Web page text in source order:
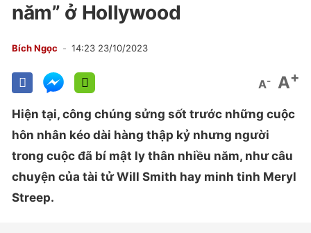
năm” ở Hollywood
Bích Ngọc 14:23 23/10/2023
A- A+
Hiện tại, công chúng sửng sốt trước những cuộc
hôn nhân kéo dài hàng thập kỷ nhưng người
trong cuộc đã bí mật ly thân nhiều năm, như câu
chuyện của tài tử Will Smith hay minh tinh Meryl
Streep.